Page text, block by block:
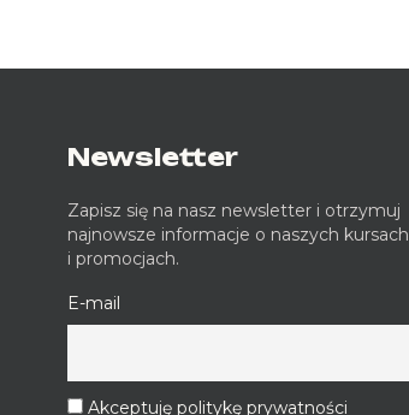
Newsletter
Zapisz się na nasz newsletter i otrzymuj
najnowsze informacje o naszych kursach
i promocjach.
E-mail
Akceptuję politykę prywatności